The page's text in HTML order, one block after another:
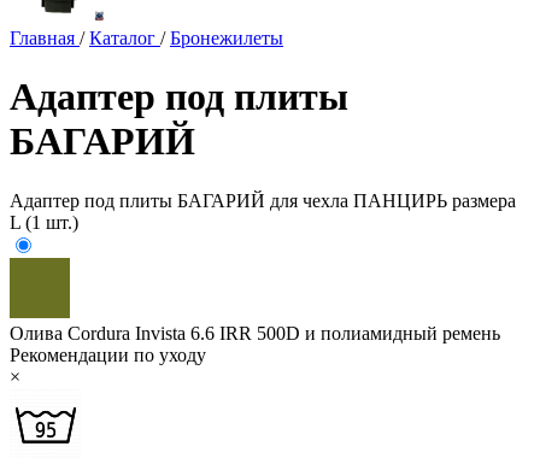
Главная / Каталог / Бронежилеты
Адаптер под плиты
БАГАРИЙ
Адаптер под плиты БАГАРИЙ для чехла ПАНЦИРЬ размера
L (1 шт.)
Олива Cordura Invista 6.6 IRR 500D и полиамидный ремень
Рекомендации по уходу
×